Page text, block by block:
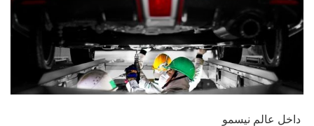
داخل عالم نيسمو